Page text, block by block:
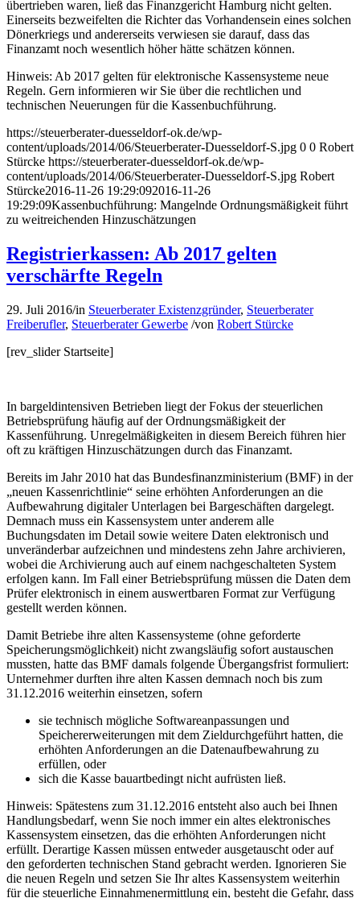
übertrieben waren, ließ das Finanzgericht Hamburg nicht gelten.
Einerseits bezweifelten die Richter das Vorhandensein eines solchen
Dönerkriegs und andererseits verwiesen sie darauf, dass das
Finanzamt noch wesentlich höher hätte schätzen können.
Hinweis: Ab 2017 gelten für elektronische Kassensysteme neue
Regeln. Gern informieren wir Sie über die rechtlichen und
technischen Neuerungen für die Kassenbuchführung.
https://steuerberater-duesseldorf-ok.de/wp-
content/uploads/2014/06/Steuerberater-Duesseldorf-S.jpg 0 0 Robert
Stürcke https://steuerberater-duesseldorf-ok.de/wp-
content/uploads/2014/06/Steuerberater-Duesseldorf-S.jpg Robert
Stürcke2016-11-26 19:29:092016-11-26
19:29:09Kassenbuchführung: Mangelnde Ordnungsmäßigkeit führt
zu weitreichenden Hinzuschätzungen
Registrierkassen: Ab 2017 gelten
verschärfte Regeln
29. Juli 2016/in Steuerberater Existenzgründer, Steuerberater
Freiberufler, Steuerberater Gewerbe /von Robert Stürcke
[rev_slider Startseite]
In bargeldintensiven Betrieben liegt der Fokus der steuerlichen
Betriebsprüfung häufig auf der Ordnungsmäßigkeit der
Kassenführung. Unregelmäßigkeiten in diesem Bereich führen hier
oft zu kräftigen Hinzuschätzungen durch das Finanzamt.
Bereits im Jahr 2010 hat das Bundesfinanzministerium (BMF) in der
„neuen Kassenrichtlinie“ seine erhöhten Anforderungen an die
Aufbewahrung digitaler Unterlagen bei Bargeschäften dargelegt.
Demnach muss ein Kassensystem unter anderem alle
Buchungsdaten im Detail sowie weitere Daten elektronisch und
unveränderbar aufzeichnen und mindestens zehn Jahre archivieren,
wobei die Archivierung auch auf einem nachgeschalteten System
erfolgen kann. Im Fall einer Betriebsprüfung müssen die Daten dem
Prüfer elektronisch in einem auswertbaren Format zur Verfügung
gestellt werden können.
Damit Betriebe ihre alten Kassensysteme (ohne geforderte
Speicherungsmöglichkeit) nicht zwangsläufig sofort austauschen
mussten, hatte das BMF damals folgende Übergangsfrist formuliert:
Unternehmer durften ihre alten Kassen demnach noch bis zum
31.12.2016 weiterhin einsetzen, sofern
sie technisch mögliche Softwareanpassungen und
Speichererweiterungen mit dem Zieldurchgeführt hatten, die
erhöhten Anforderungen an die Datenaufbewahrung zu
erfüllen, oder
sich die Kasse bauartbedingt nicht aufrüsten ließ.
Hinweis: Spätestens zum 31.12.2016 entsteht also auch bei Ihnen
Handlungsbedarf, wenn Sie noch immer ein altes elektronisches
Kassensystem einsetzen, das die erhöhten Anforderungen nicht
erfüllt. Derartige Kassen müssen entweder ausgetauscht oder auf
den geforderten technischen Stand gebracht werden. Ignorieren Sie
die neuen Regeln und setzen Sie Ihr altes Kassensystem weiterhin
für die steuerliche Einnahmenermittlung ein, besteht die Gefahr, dass